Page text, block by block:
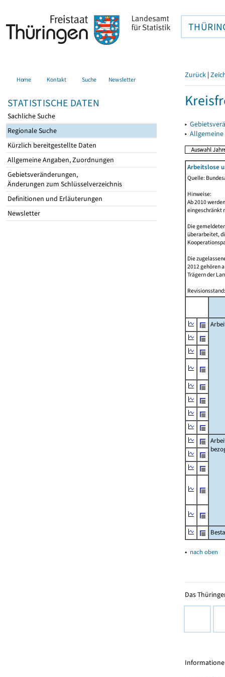
Home Kontakt Suche Newsletter
STATISTISCHE DATEN
Sachliche Suche
Regionale Suche
Kürzlich bereitgestellte Daten
Allgemeine Angaben, Zuordnungen
Gebietsveränderungen,
Änderungen zum Schlüsselverzeichnis
Definitionen und Erläuterungen
Newsletter
Zurück |
▸
▸
Arbeitslose
Quelle:
Hinweise:
Ab 2010
eingeschränkt
Die
überarbeitet,
Die
2012 gehören
Trägern der
▴ nach oben
Das